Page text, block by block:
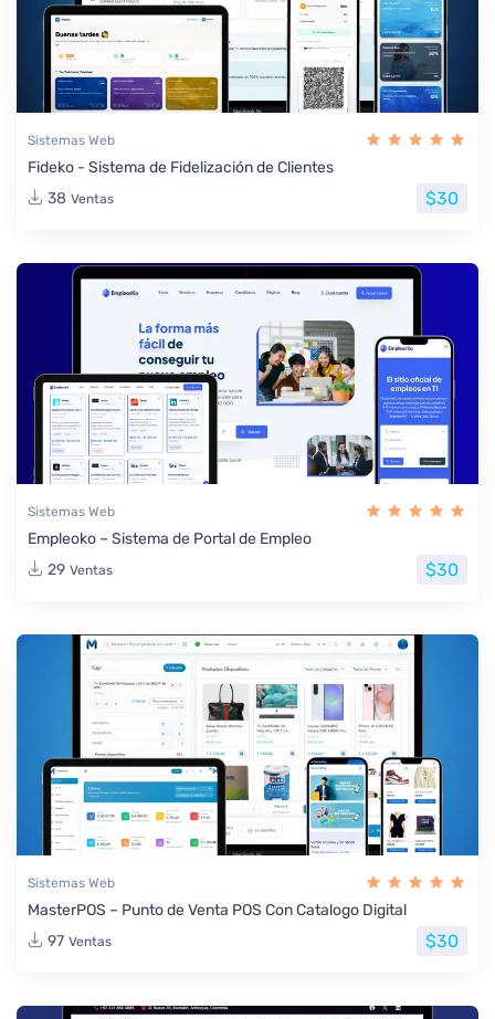
Sistemas Web
Fideko - Sistema de Fidelización de Clientes
38 Ventas $30
Sistemas Web
Empleoko – Sistema de Portal de Empleo
29 Ventas $30
Sistemas Web
MasterPOS – Punto de Venta POS Con Catalogo Digital
97 Ventas $30